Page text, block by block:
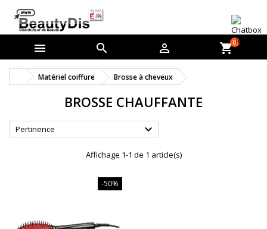
   shopping_cart0
Matériel coiffure Brosse à cheveux
BROSSE CHAUFFANTE
Pertinence 
Affichage 1-1 de 1 article(s)
-50%